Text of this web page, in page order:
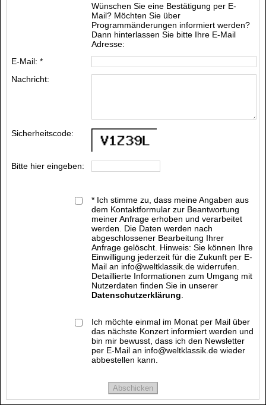
Wünschen Sie eine Bestätigung per E-
Mail? Möchten Sie über
Programmänderungen informiert werden?
Dann hinterlassen Sie bitte Ihre E-Mail
Adresse:
E-Mail: *
Nachricht:
Sicherheitscode:
Bitte hier eingeben:
* Ich stimme zu, dass meine Angaben aus
dem Kontaktformular zur Beantwortung
meiner Anfrage erhoben und verarbeitet
werden. Die Daten werden nach
abgeschlossener Bearbeitung Ihrer
Anfrage gelöscht. Hinweis: Sie können Ihre
Einwilligung jederzeit für die Zukunft per E-
Mail an info@weltklassik.de widerrufen.
Detaillierte Informationen zum Umgang mit
Nutzerdaten finden Sie in unserer
Datenschutzerklärung
Ich möchte einmal im Monat per Mail über
das nächste Konzert informiert werden und
bin mir bewusst, dass ich den Newsletter
per E-Mail an info@weltklassik.de wieder
abbestellen kann.